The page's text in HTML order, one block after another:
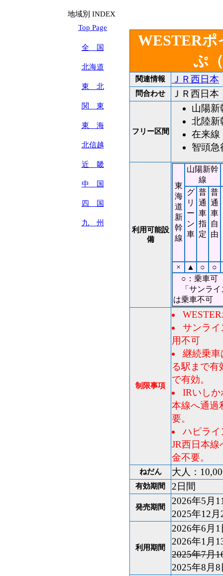
地域別 INDEX
Top Page
全 国
北海道
東 北
関 東
東 海
北信越
近 畿
中 国
四 国
九 州
WESTERポ
ぷ
関連情報 ＪＲ西日本
問合わせ ＪＲ西日本
フリー区間
山陽新
北陸新
在来
智頭
利用可能設
備
東
海
道
新
幹
線
山陽新幹
線
グ
リ
ー
ン
車
普
通
車
指
定
普
通
車
自
由
× ▲ ○
○
○：乗車可
「サンライ
は乗車不可
制限事項
サンラ
用不可
継続乗
る駅まで有
で有効。
IRいしか
本線へ通過
要。
ハピラ
JR西日本
金不要。
ねだん 大人：
有効期間 2日間
発売期間
2026年5月
2025年12
利用期間
2026年6月
2026年1月
2025年7月
2025年8月